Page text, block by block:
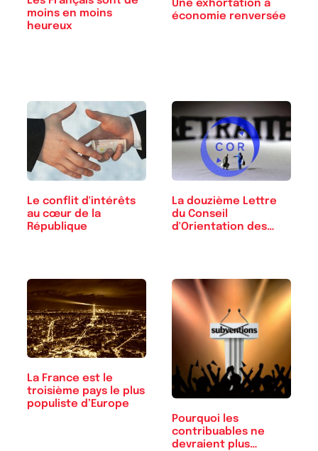
moins en moins
heureux
Une exhortation à
économie renversée
Le conflit d'intérêts
au cœur de la
République
La douzième Lettre
du Conseil
d'Orientation des
La France est le
troisième pays le plus
populiste d’Europe
Pourquoi les
contribuables ne
devraient plus…